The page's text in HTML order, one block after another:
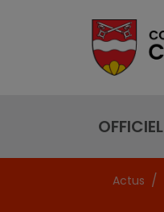
OFFICIEL
Actus